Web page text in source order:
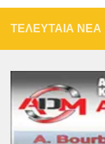
ΤΕΛΕΥΤΑΙΑ ΝΕΑ